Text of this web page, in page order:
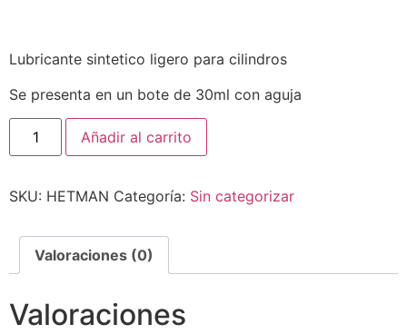
Lubricante sintetico ligero para cilindros
Se presenta en un bote de 30ml con aguja
Añadir al carrito
SKU: HETMAN Categoría: Sin categorizar
Valoraciones (0)
Valoraciones